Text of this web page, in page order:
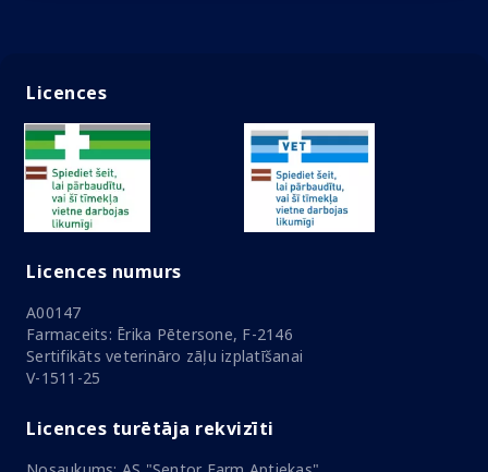
Licences
Licences numurs
A00147
Farmaceits: Ērika Pētersone, F-2146
Sertifikāts veterināro zāļu izplatīšanai
V-1511-25
Licences turētāja rekvizīti